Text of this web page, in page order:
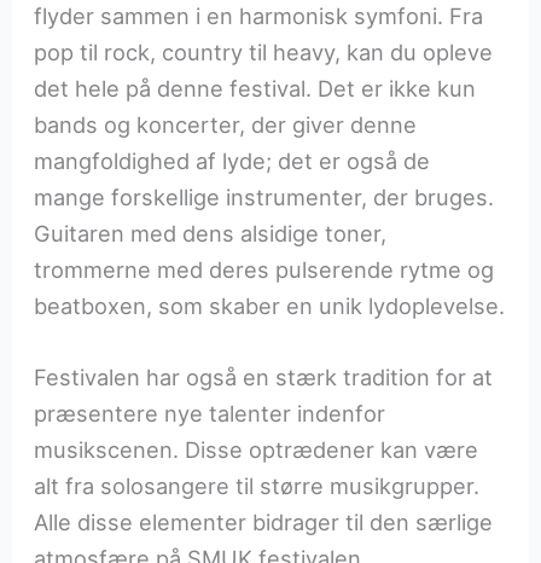
flyder sammen i en harmonisk symfoni. Fra
pop til rock, country til heavy, kan du opleve
det hele på denne festival. Det er ikke kun
bands og koncerter, der giver denne
mangfoldighed af lyde; det er også de
mange forskellige instrumenter, der bruges.
Guitaren med dens alsidige toner,
trommerne med deres pulserende rytme og
beatboxen, som skaber en unik lydoplevelse.
Festivalen har også en stærk tradition for at
præsentere nye talenter indenfor
musikscenen. Disse optrædener kan være
alt fra solosangere til større musikgrupper.
Alle disse elementer bidrager til den særlige